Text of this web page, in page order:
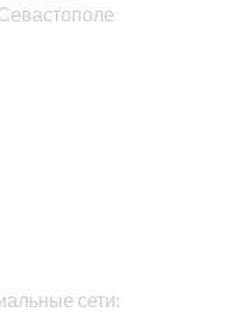
сети: